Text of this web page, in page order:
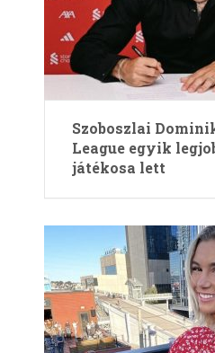
Szoboszlai
League egyik
játékosa lett